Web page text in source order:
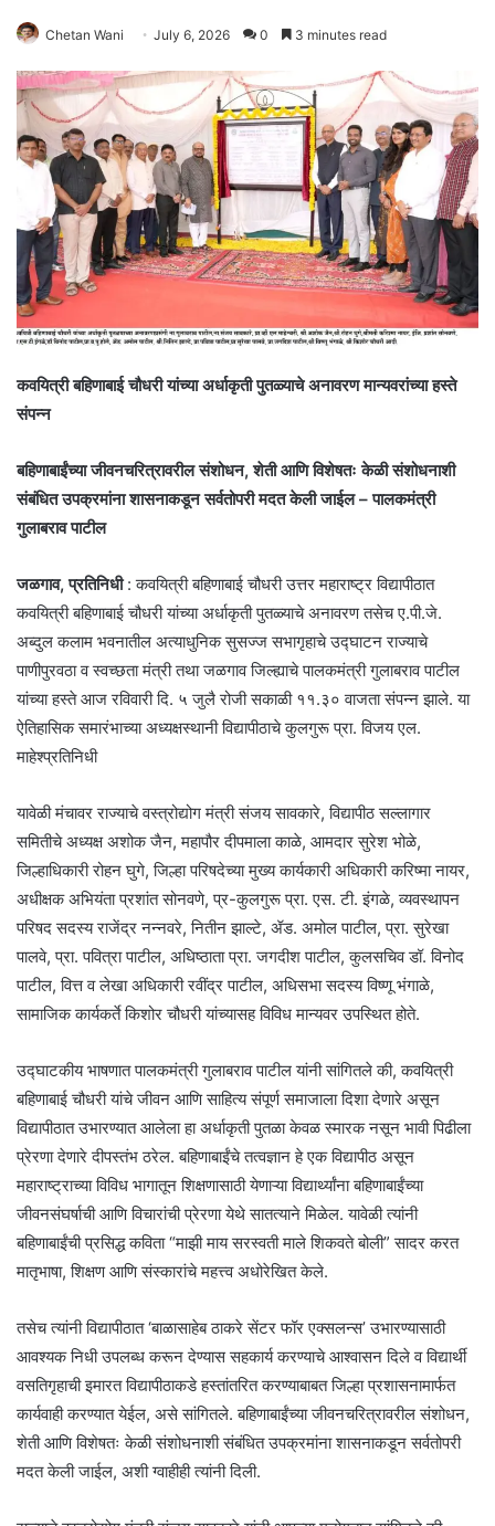
Chetan Wani July 6, 2026 0 3 minutes read
कवयित्री बहिणाबाई चौधरी यांच्या अर्धाकृती पुतळ्याचे अनावरण मान्यवरांच्या हस्ते
संपन्न
बहिणाबाईंच्या जीवनचरित्रावरील संशोधन, शेती आणि विशेषतः केळी संशोधनाशी
संबंधित उपक्रमांना शासनाकडून सर्वतोपरी मदत केली जाईल – पालकमंत्री
गुलाबराव पाटील
जळगाव, प्रतिनिधी: कवयित्री बहिणाबाई चौधरी उत्तर महाराष्ट्र विद्यापीठात
कवयित्री बहिणाबाई चौधरी यांच्या अर्धाकृती पुतळ्याचे अनावरण तसेच ए.पी.जे.
अब्दुल कलाम भवनातील अत्याधुनिक सुसज्ज सभागृहाचे उद्घाटन राज्याचे
पाणीपुरवठा व स्वच्छता मंत्री तथा जळगाव जिल्ह्याचे पालकमंत्री गुलाबराव पाटील
यांच्या हस्ते आज रविवारी दि. ५ जुलै रोजी सकाळी ११.३० वाजता संपन्न झाले. या
ऐतिहासिक समारंभाच्या अध्यक्षस्थानी विद्यापीठाचे कुलगुरू प्रा. विजय एल.
माहेश्प्रतिनिधी
यावेळी मंचावर राज्याचे वस्त्रोद्योग मंत्री संजय सावकारे, विद्यापीठ सल्लागार
समितीचे अध्यक्ष अशोक जैन, महापौर दीपमाला काळे, आमदार सुरेश भोळे,
जिल्हाधिकारी रोहन घुगे, जिल्हा परिषदेच्या मुख्य कार्यकारी अधिकारी करिष्मा नायर,
अधीक्षक अभियंता प्रशांत सोनवणे, प्र-कुलगुरू प्रा. एस. टी. इंगळे, व्यवस्थापन
परिषद सदस्य राजेंद्र नन्नवरे, नितीन झाल्टे, ॲड. अमोल पाटील, प्रा. सुरेखा
पालवे, प्रा. पवित्रा पाटील, अधिष्ठाता प्रा. जगदीश पाटील, कुलसचिव डॉ. विनोद
पाटील, वित्त व लेखा अधिकारी रवींद्र पाटील, अधिसभा सदस्य विष्णू भंगाळे,
सामाजिक कार्यकर्ते किशोर चौधरी यांच्यासह विविध मान्यवर उपस्थित होते.
उद्घाटकीय भाषणात पालकमंत्री गुलाबराव पाटील यांनी सांगितले की, कवयित्री
बहिणाबाई चौधरी यांचे जीवन आणि साहित्य संपूर्ण समाजाला दिशा देणारे असून
विद्यापीठात उभारण्यात आलेला हा अर्धाकृती पुतळा केवळ स्मारक नसून भावी पिढीला
प्रेरणा देणारे दीपस्तंभ ठरेल. बहिणाबाईंचे तत्वज्ञान हे एक विद्यापीठ असून
महाराष्ट्राच्या विविध भागातून शिक्षणासाठी येणाऱ्या विद्यार्थ्यांना बहिणाबाईंच्या
जीवनसंघर्षाची आणि विचारांची प्रेरणा येथे सातत्याने मिळेल. यावेळी त्यांनी
बहिणाबाईंची प्रसिद्ध कविता “माझी माय सरस्वती माले शिकवते बोली” सादर करत
मातृभाषा, शिक्षण आणि संस्कारांचे महत्त्व अधोरेखित केले.
तसेच त्यांनी विद्यापीठात ‘बाळासाहेब ठाकरे सेंटर फॉर एक्सलन्स’ उभारण्यासाठी
आवश्यक निधी उपलब्ध करून देण्यास सहकार्य करण्याचे आश्वासन दिले व विद्यार्थी
वसतिगृहाची इमारत विद्यापीठाकडे हस्तांतरित करण्याबाबत जिल्हा प्रशासनामार्फत
कार्यवाही करण्यात येईल, असे सांगितले. बहिणाबाईंच्या जीवनचरित्रावरील संशोधन,
शेती आणि विशेषतः केळी संशोधनाशी संबंधित उपक्रमांना शासनाकडून सर्वतोपरी
मदत केली जाईल, अशी ग्वाहीही त्यांनी दिली.